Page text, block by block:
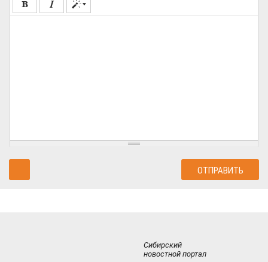
Сибирский
новостной портал